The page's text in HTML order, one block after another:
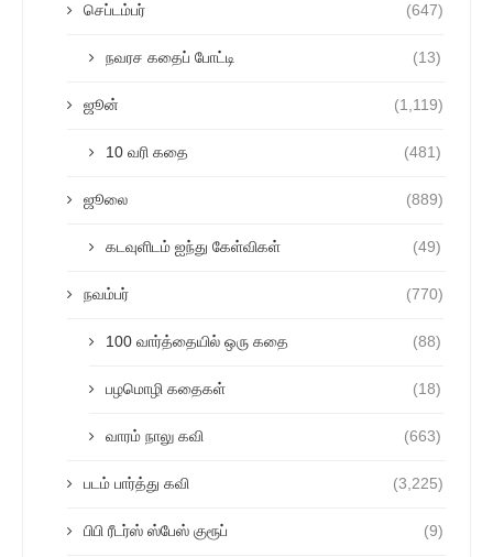
செப்டம்பர் (647)
நவரச கதைப் போட்டி (13)
ஜூன் (1,119)
10 வரி கதை (481)
ஜூலை (889)
கடவுளிடம் ஐந்து கேள்விகள் (49)
நவம்பர் (770)
100 வார்த்தையில் ஒரு கதை (88)
பழமொழி கதைகள் (18)
வாரம் நாலு கவி (663)
படம் பார்த்து கவி (3,225)
பிபி ரீடர்ஸ் ஸ்பேஸ் குரூப் (9)